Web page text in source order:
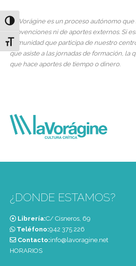
Alternar alto contraste
Alternar tamaño de letra
La Vorágine es un proceso autónomo
subvenciones ni de aportes externos. Si
comunidad que participa de nuestro
que asiste a las jornadas de formación, la
que hace aportes de tiempo o dinero.
¿DONDE ESTAMOS?
Librería:C/ Cisneros, 69
Teléfono:‭942 375 226‬
Contacto:info@lavoragine.net
HORARIOS